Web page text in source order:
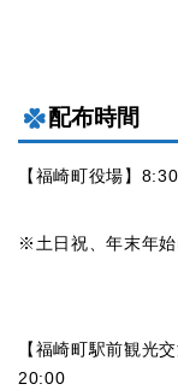
配布時間
【福崎町役場】
※土日祝、年末年始
【福崎町駅前観光
20:00